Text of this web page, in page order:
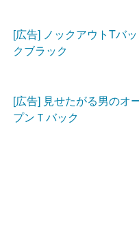
[広告] ノックアウトTバッ
クブラック
[広告] 見せたがる男のオ
プンＴバック